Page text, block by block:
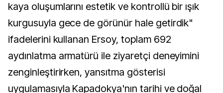
kaya oluşumlarını estetik ve kontrollü bir ışık
kurgusuyla gece de görünür hale getirdik"
ifadelerini kullanan Ersoy, toplam 692
aydınlatma armatürü ile ziyaretçi deneyimini
zenginleştirirken, yansıtma gösterisi
uygulamasıyla Kapadokya'nın tarihi ve doğal